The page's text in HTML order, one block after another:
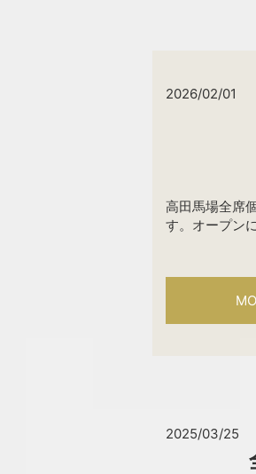
2026/02/01
高田馬場全席
す。オープン
2025/03/25